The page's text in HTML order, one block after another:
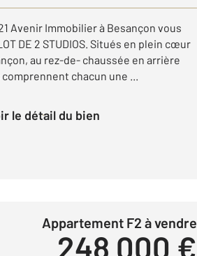
Avenir Immobilier à Besançon vous
DE 2 STUDIOS. Situés en plein cœur
au rez-de- chaussée en arrière
chacun une ...
le détail du bien
Appartement F2 à vendre
248 000 €